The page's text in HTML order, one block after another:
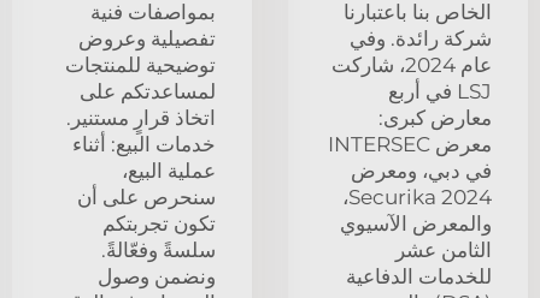
الخاص بنا باعتبارنا
شركة رائدة. وفي
عام 2024، شاركت
LSJ في أربع
معارض كبرى:
معرض INTERSEC
في دبي، ومعرض
Securika 2024،
والمعرض الآسيوي
الثامن عشر
للخدمات الدفاعية
بمواصفات فنية
تفصيلية وعروض
توضيحية للمنتجات
لمساعدتكم على
اتخاذ قرارٍ مستنير.
خدمات البيع: أثناء
عملية البيع،
سنحرص على أن
تكون تجربتكم
سلسةً وفعّالةً.
ونضمن وصول